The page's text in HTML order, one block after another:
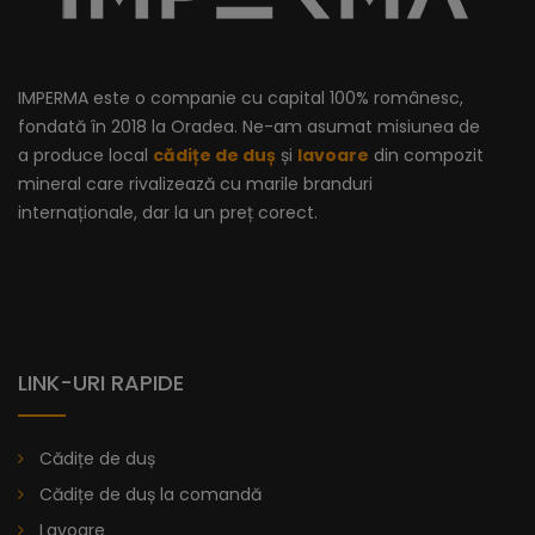
Cădiță De Duș Dalia, Antracit, Cu Sifon Inclus
IMPERMA este o companie cu capital 100% românesc,
fondată în 2018 la Oradea. Ne-am asumat misiunea de
a produce local cădițe de duș și lavoare din compozit
mineral care rivalizează cu marile branduri
internaționale, dar la un preț corect.
LINK-URI RAPIDE
Cădițe de duș
Cădițe de duș la comandă
Lavoare